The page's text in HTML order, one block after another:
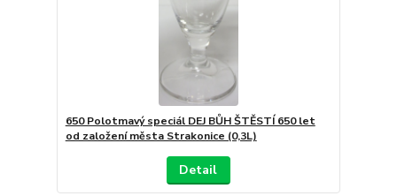
650 Polotmavý speciál DEJ BŮH ŠTĚSTÍ 650 let
od založení města Strakonice (0,3L)
Detail